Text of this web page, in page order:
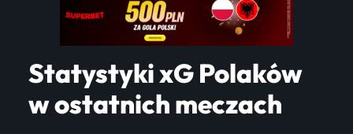
Statystyki xG Polaków
w ostatnich meczach